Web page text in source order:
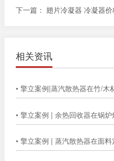
下一篇： 翅片冷凝器 冷凝器
相关资讯
• 擎立案例|蒸汽散热器在竹/木
• 擎立案例 | 蒸汽散热器在面